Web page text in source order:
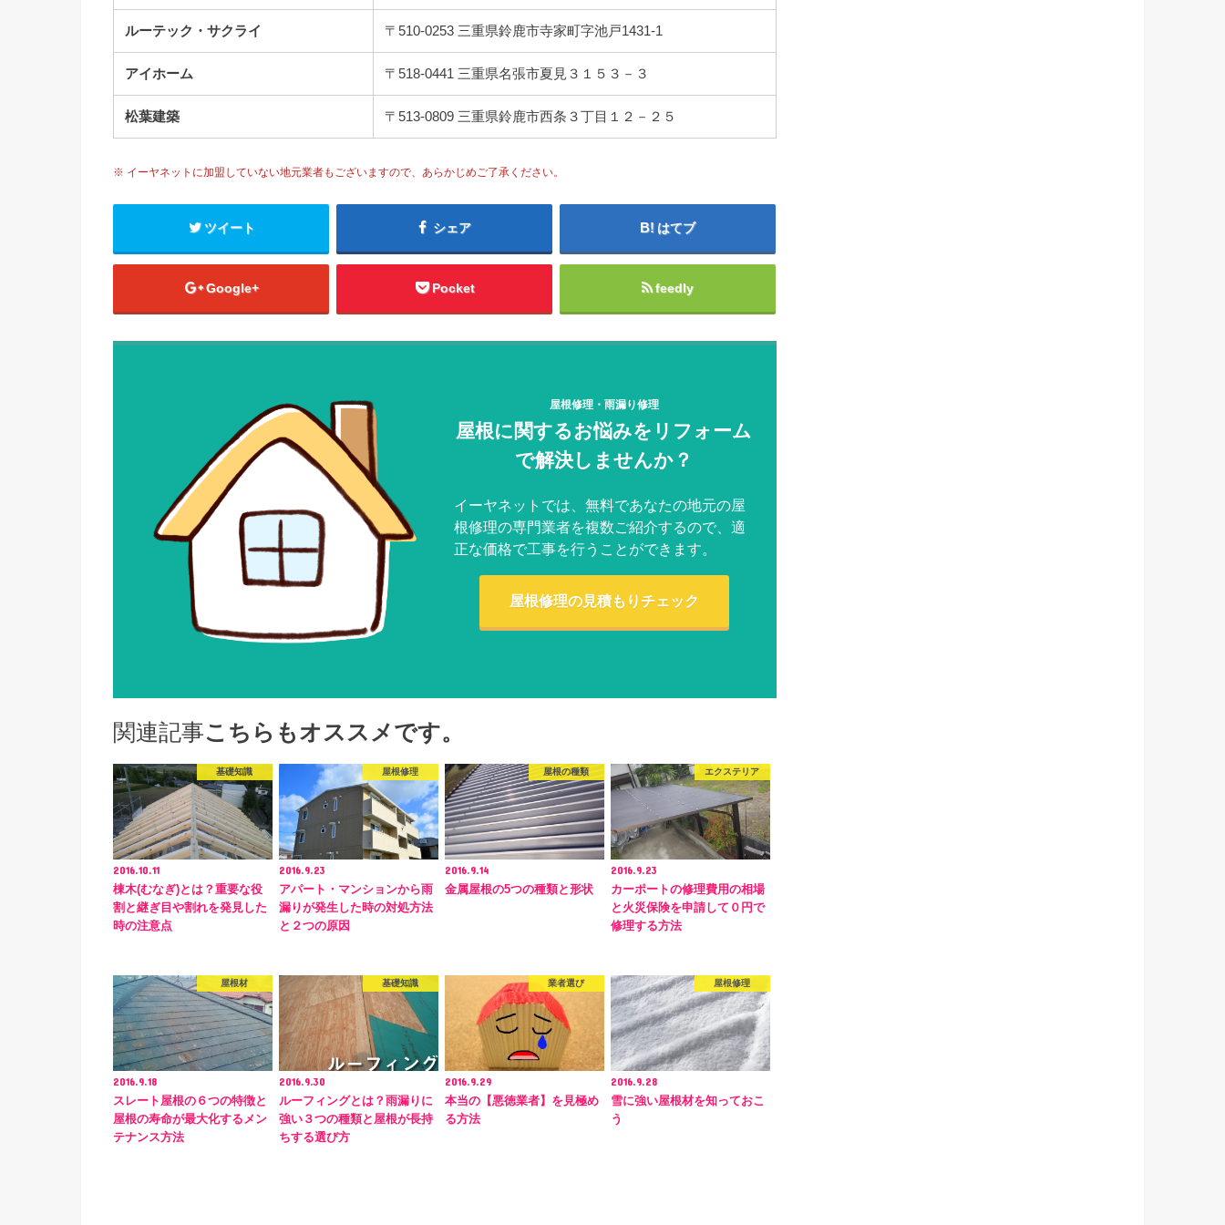
ルーテック・サクライ 〒510-0253 三重県鈴鹿市寺家町字池戸1431-1
アイホーム 〒518-0441 三重県名張市夏見３１５３－３
松葉建築 〒513-0809 三重県鈴鹿市西条３丁目１２－２５
※ イーヤネットに加盟していない地元業者もございますので、あらかじめご了承ください。
ツイート シェア はてブ
Google+ Pocket feedly
屋根修理・雨漏り修理
屋根に関するお悩みをリフォーム
で解決しませんか？
イーヤネットでは、無料であなたの地元の屋
根修理の専門業者を複数ご紹介するので、適
正な価格で工事を行うことができます。
屋根修理の見積もりチェック
関連記事こちらもオススメです。
基礎知識
2016.10.11
棟木(むなぎ)とは？重要な役
割と継ぎ目や割れを発見した
時の注意点
屋根修理
2016.9.23
アパート・マンションから雨
漏りが発生した時の対処方法
と２つの原因
屋根の種類
2016.9.14
金属屋根の5つの種類と形状
エクステリア
2016.9.23
カーポートの修理費用の相場
と火災保険を申請して０円で
修理する方法
屋根材
2016.9.18
スレート屋根の６つの特徴と
屋根の寿命が最大化するメン
テナンス方法
基礎知識
2016.9.30
ルーフィングとは？雨漏りに
強い３つの種類と屋根が長持
ちする選び方
業者選び
2016.9.29
本当の【悪徳業者】を見極め
る方法
屋根修理
2016.9.28
雪に強い屋根材を知っておこ
う